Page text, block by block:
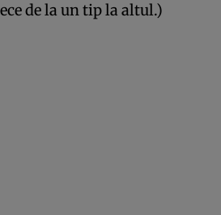
de la un tip la altul.)